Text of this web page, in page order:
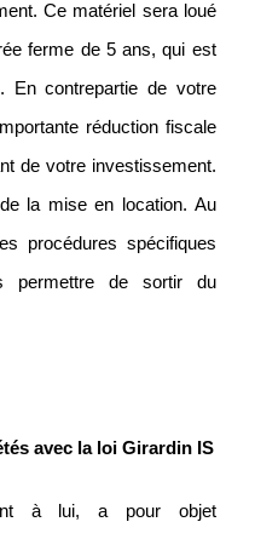
Ce matériel sera loué
ferme de 5 ans, qui est
En contrepartie de votre
réduction fiscale
de votre investissement.
la mise en location. Au
procédures spécifiques
permettre de sortir du
avec la loi Girardin IS
à lui, a pour objet